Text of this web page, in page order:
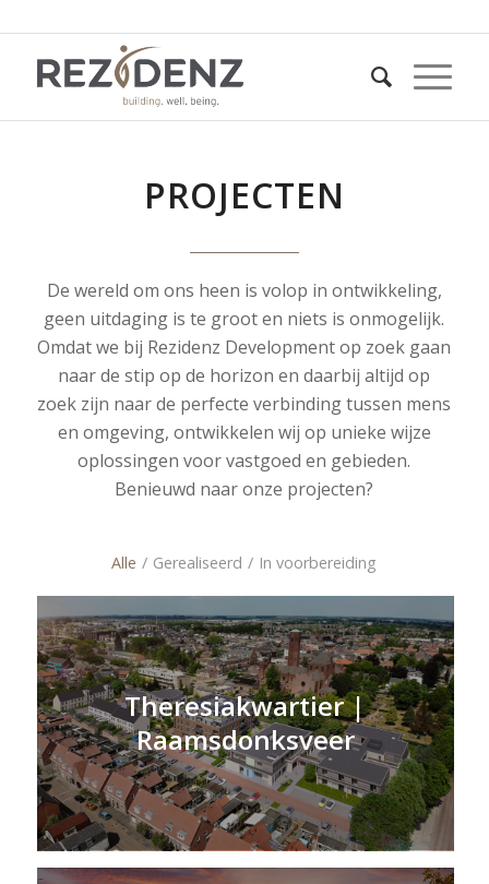
PROJECTEN
De wereld om ons heen is volop in ontwikkeling,
geen uitdaging is te groot en niets is onmogelijk.
Omdat we bij Rezidenz Development op zoek gaan
naar de stip op de horizon en daarbij altijd op
zoek zijn naar de perfecte verbinding tussen mens
en omgeving, ontwikkelen wij op unieke wijze
oplossingen voor vastgoed en gebieden.
Benieuwd naar onze projecten?
Alle / Gerealiseerd / In voorbereiding
Theresiakwartier |
Raamsdonksveer